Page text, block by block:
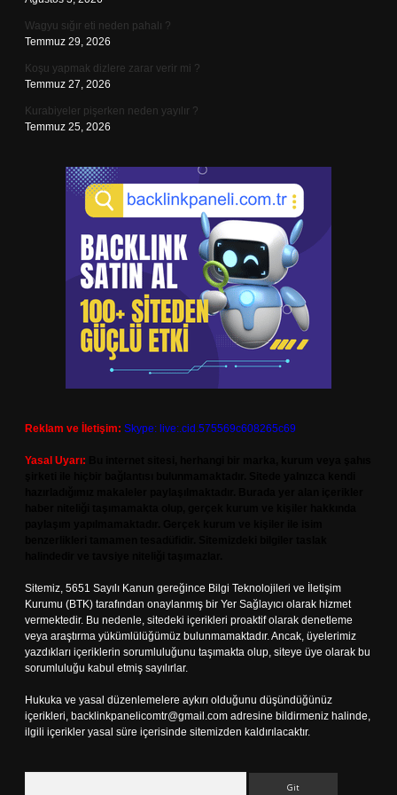
Wagyu sığır eti neden pahalı ?
Temmuz 29, 2026
Koşu yapmak dizlere zarar verir mi ?
Temmuz 27, 2026
Kurabiyeler pişerken neden yayılır ?
Temmuz 25, 2026
Reklam ve İletişim: Skype: live:.cid.575569c608265c69
Yasal Uyarı:
Sitemiz, 5651 Sayılı Kanun gereğince Bilgi Teknolojileri ve İletişim
Kurumu (BTK) tarafından onaylanmış bir Yer Sağlayıcı olarak hizmet
vermektedir. Bu nedenle, sitedeki içerikleri proaktif olarak denetleme
veya araştırma yükümlülüğümüz bulunmamaktadır. Ancak, üyelerimiz
yazdıkları içeriklerin sorumluluğunu taşımakta olup, siteye üye olarak bu
sorumluluğu kabul etmiş sayılırlar.
Hukuka ve yasal düzenlemelere aykırı olduğunu düşündüğünüz
içerikleri, backlinkpanelicomtr@gmail.com adresine bildirmeniz halinde,
ilgili içerikler yasal süre içerisinde sitemizden kaldırılacaktır.